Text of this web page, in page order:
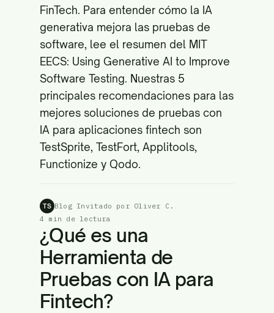
FinTech. Para entender cómo la IA
generativa mejora las pruebas de
software, lee el resumen del MIT
EECS: Using Generative AI to Improve
Software Testing. Nuestras 5
principales recomendaciones para las
mejores soluciones de pruebas con
IA para aplicaciones fintech son
TestSprite, TestFort, Applitools,
Functionize y Qodo.
TS Blog Invitado por Oliver C.
4 min de lectura
¿Qué es una
Herramienta de
Pruebas con IA para
Fintech?